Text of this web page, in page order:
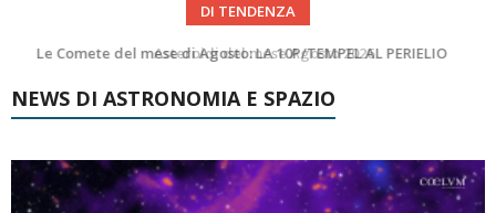
DI TENDENZA
Asteroidi del mese Agosto 2026
NEWS DI ASTRONOMIA E SPAZIO